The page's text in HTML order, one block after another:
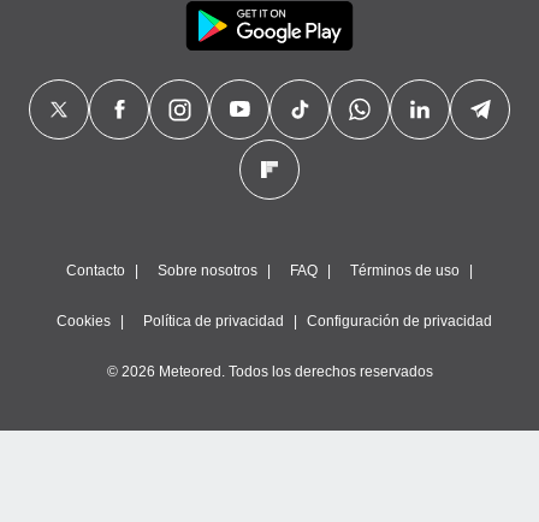
Contacto Sobre nosotros FAQ Términos de uso
Cookies Política de privacidad Configuración de privacidad
© 2026 Meteored. Todos los derechos reservados